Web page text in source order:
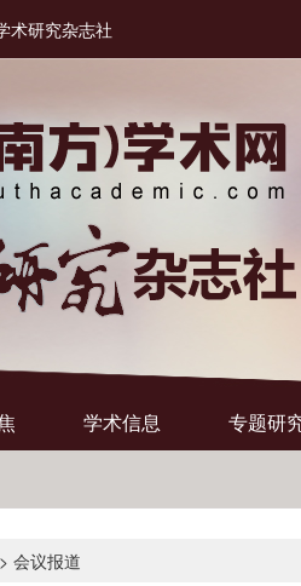
术研究杂志社
学术信息 专题研
> 会议报道